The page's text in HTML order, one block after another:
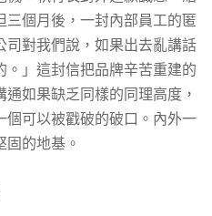
個月後，一封內部員工的匿
對我們說，如果出去亂講話
」這封信把品牌辛苦重建的
如果缺乏同樣的同理高度，
可以被戳破的破口。內外一
的地基。